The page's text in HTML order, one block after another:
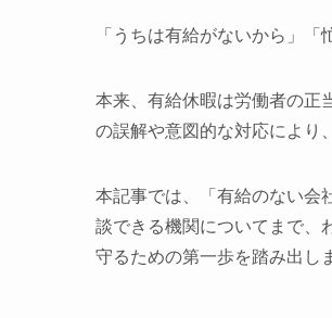
「うちは有給がないから」
本来、有給休暇は労働者の正
の誤解や意図的な対応により
本記事では、「有給のない会
談できる機関についてまで、
守るための第一歩を踏み出し